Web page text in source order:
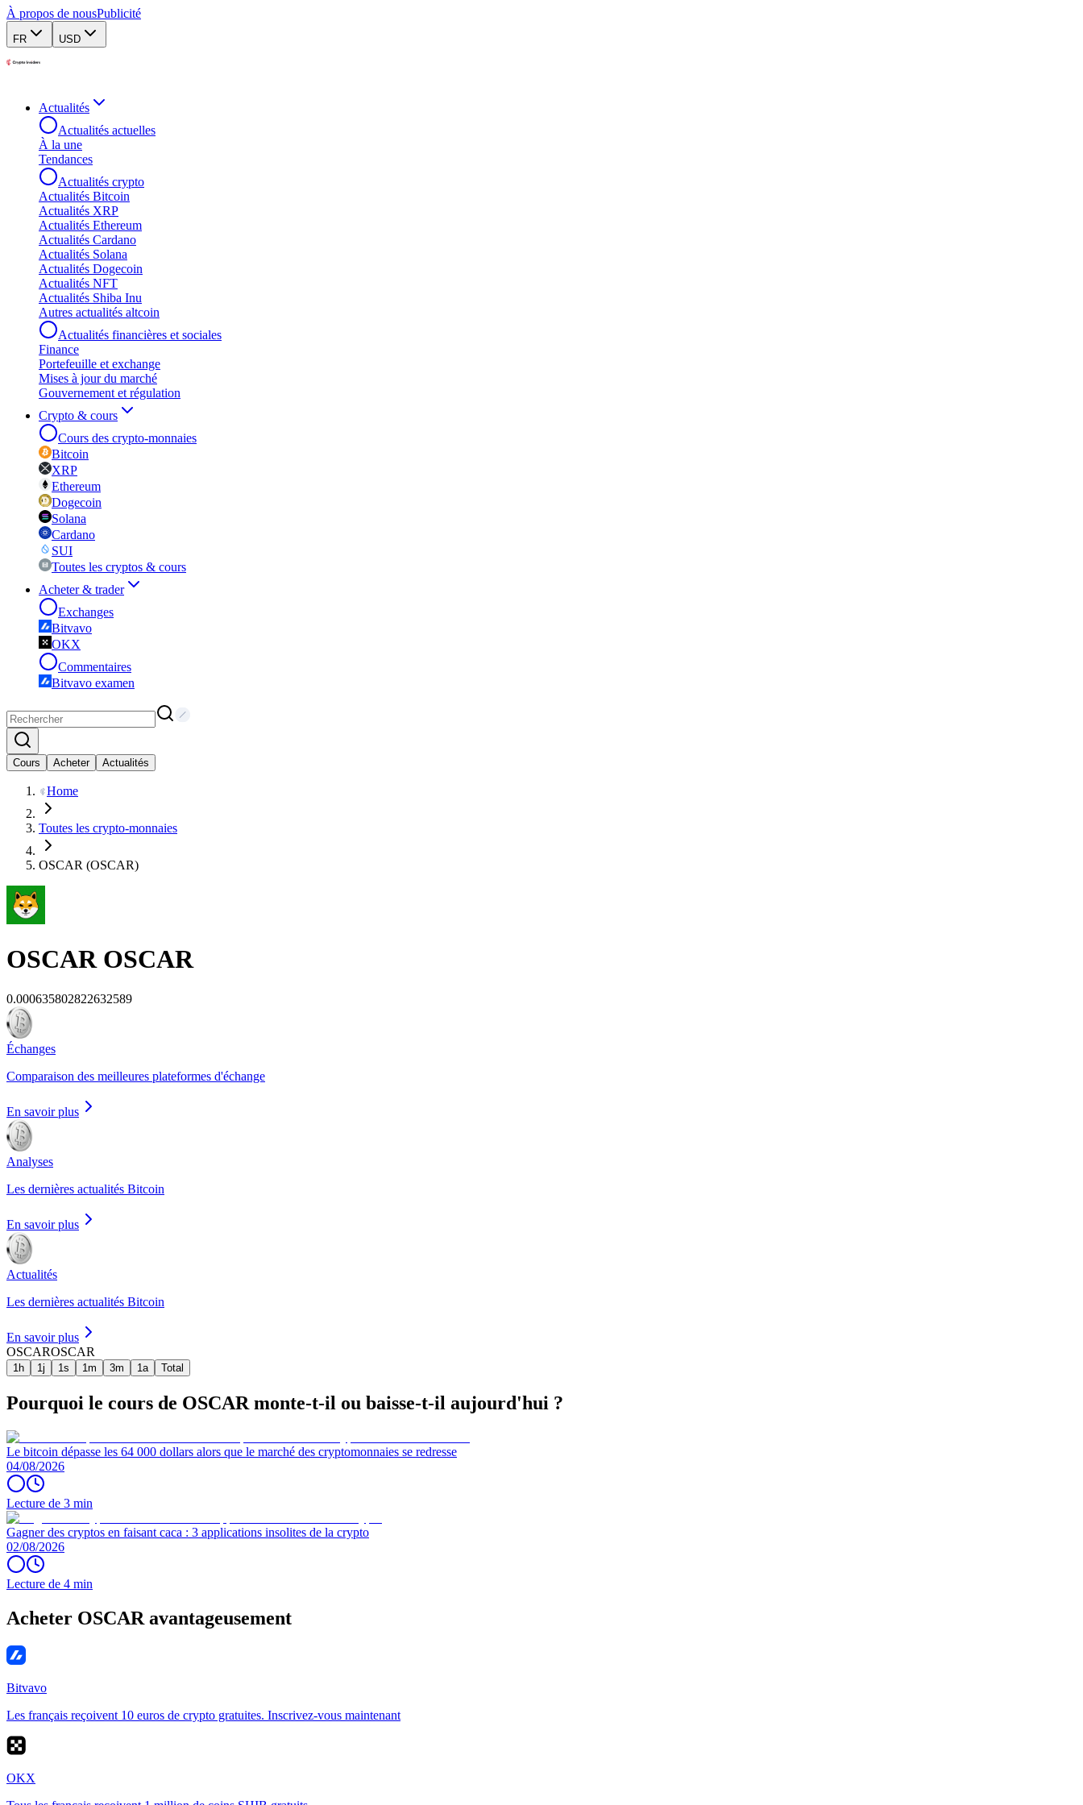
À propos de nousPublicité
FR USD
Actualités
Actualités actuelles
À la une
Tendances
Actualités crypto
Actualités Bitcoin
Actualités XRP
Actualités Ethereum
Actualités Cardano
Actualités Solana
Actualités Dogecoin
Actualités NFT
Actualités Shiba Inu
Autres actualités altcoin
Actualités financières et sociales
Finance
Portefeuille et exchange
Mises à jour du marché
Gouvernement et régulation
Crypto & cours
Cours des crypto-monnaies
Bitcoin
XRP
Ethereum
Dogecoin
Solana
Cardano
SUI
Toutes les cryptos & cours
Acheter & trader
Exchanges
Bitvavo
OKX
Commentaires
Bitvavo examen
Cours Acheter Actualités
Home
Toutes les crypto-monnaies
OSCAR (OSCAR)
OSCAR OSCAR
0.000635802822632589
Échanges
Comparaison des meilleures plateformes d'échange
En savoir plus
Analyses
Les dernières actualités Bitcoin
En savoir plus
Actualités
Les dernières actualités Bitcoin
En savoir plus
OSCAROSCAR
1h 1j 1s 1m 3m 1a Total
Pourquoi le cours de OSCAR monte-t-il ou baisse-t-il aujourd'hui ?
Le bitcoin dépasse les 64 000 dollars alors que le marché des cryptomonnaies se redresse
04/08/2026
Lecture de 3 min
Gagner des cryptos en faisant caca : 3 applications insolites de la crypto
02/08/2026
Lecture de 4 min
Acheter OSCAR avantageusement
Bitvavo
Les français reçoivent 10 euros de crypto gratuites. Inscrivez-vous maintenant
OKX